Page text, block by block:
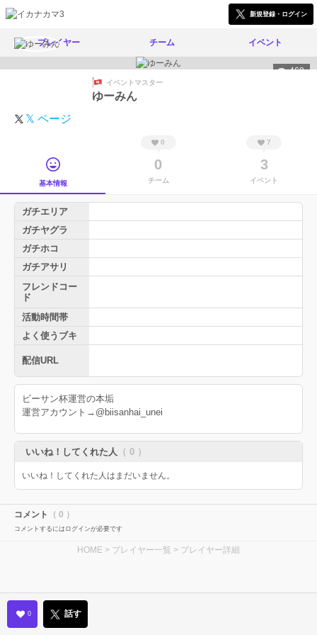
新規登録・ログイン
プレイヤー チーム イベント
460
イベントマスター
ゆーみん
𝕏 ページ
基本情報
0
0
チーム
7
3
イベント
ガチエリア
ガチヤグラ
ガチホコ
ガチアサリ
フレンドコー
ド
活動時間帯
よく使うブキ
配信URL
ビーサン杯運営の本垢
運営アカウント→@biisanhai_unei
いいね！してくれた人 （ 0 ）
いいね！してくれた人はまだいません。
コメント （ 0 ）
コメントするにはログインが必要です
HOME > プレイヤー一覧 > プレイヤー詳細
0 話す